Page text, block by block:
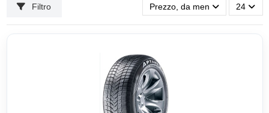
Filtro Prezzo, da meno caro a più
24